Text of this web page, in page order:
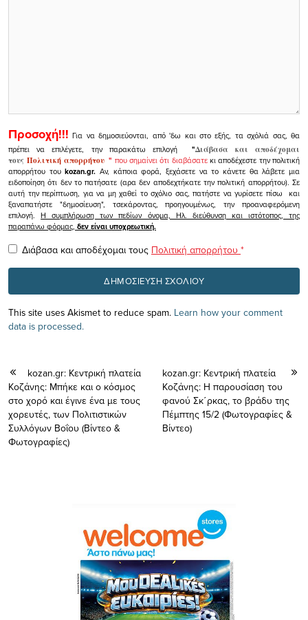
Προσοχή!!! Για να δημοσιεύονται, από 'δω και στο εξής, τα σχόλιά σας, θα
πρέπει να επιλέγετε, την παρακάτω επιλογή
"Διάβασα και αποδέχομαι
τουςΠολιτική απορρήτου" που σημαίνει ότι διαβάσατεκι αποδέχεστε την πολιτική
απορρήτου τουkozan.gr. Αν, κάποια φορά, ξεχάσετε να το κάνετε θα λάβετε μια
ειδοποίηση ότι δεν το πατήσατε (αρα δεν αποδεχτήκατε την πολιτική απορρήτου). Σε
αυτή την περίπτωση, για να μη χαθεί το σχόλιο σας, πατήστε να γυρίσετε πίσω και
ξαναπατήστε "δημοσίευση", τσεκάροντας, προηγουμένως, την προαναφερόμενη
επιλογή.Η συμπλήρωση των πεδίων όνομα, Ηλ. διεύθυνση και ιστότοπος, της
παραπάνω φόρμας, δεν είναι υποχρεωτική.
Διάβασα και αποδέχομαι τους Πολιτική απορρήτου *
This site uses Akismet to reduce spam. Learn how your comment
data is processed.
kozan.gr: Κεντρική πλατεία
Κοζάνης: Μπήκε και ο κόσμος
στο χορό και έγινε ένα με τους
χορευτές, των Πολιτιστικών
Συλλόγων Βοΐου (Βίντεο &
Φωτογραφίες)
kozan.gr: Κεντρική πλατεία
Κοζάνης: Η παρουσίαση του
φανού Σκ΄ρκας, το βράδυ της
Πέμπτης 15/2 (Φωτογραφίες &
Βίντεο)